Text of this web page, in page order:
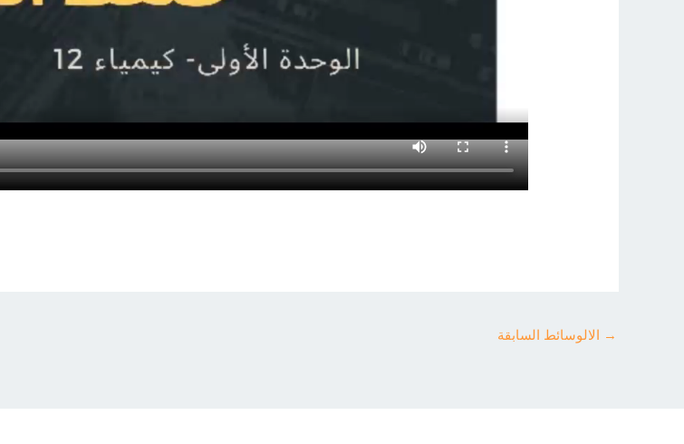
→ الالوسائط السابقة